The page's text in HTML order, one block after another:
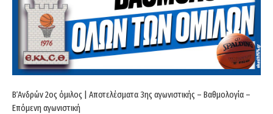
Β΄Ανδρών 2ος όμιλος | Αποτελέσματα 3ης αγωνιστικής – Βαθμολογία –
Επόμενη αγωνιστική